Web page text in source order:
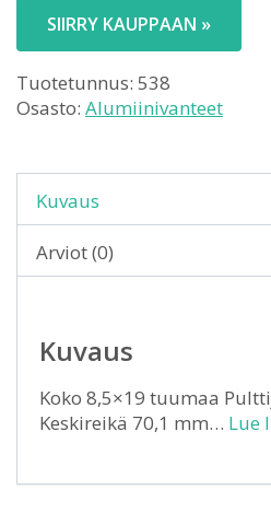
SIIRRY KAUPPAAN »
Tuotetunnus: 538
Osasto: Alumiinivanteet
Kuvaus
Arviot (0)
Kuvaus
Koko 8,5×19 tuumaa
Keskireikä 70,1 mm… Lue